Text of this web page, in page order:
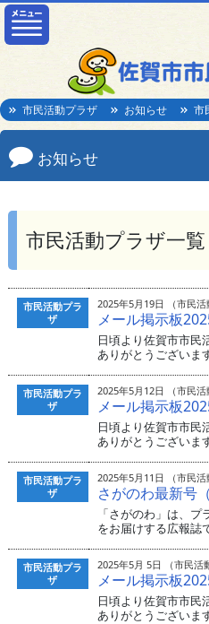
市民活動プラザ お知らせ 市
お知らせ
市民活動プラザ一覧
市民活動プラ
ザ
2025年5月19日 （市民活
メール掲示板
日頃より佐賀市市民
ありがとうございま
市民活動プラ
ザ
2025年5月12日 （市民活
メール掲示板
日頃より佐賀市市民
ありがとうございま
市民活動プラ
ザ
2025年5月11日 （市民活
さがのわ最新号
「さがのわ」は、
をお届けする広報誌
市民活動プラ
ザ
2025年5月 5日 （市民活
メール掲示板
日頃より佐賀市市民
ありがとうございま